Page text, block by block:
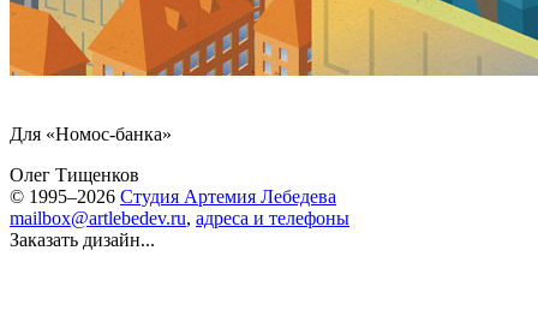
Для «Номос-банка»
Олег Тищенков
© 1995–2026 Студия Артемия Лебедева
mailbox@artlebedev.ru, адреса и телефоны
Заказать дизайн...